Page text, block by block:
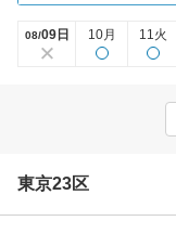
08/09日 10月 11火
東京23区